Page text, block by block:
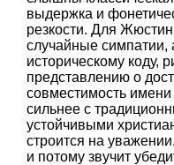
выдержка и
резкости. Для
случайные симпатии,
историческому коду,
представлению о
совместимость
сильнее с
устойчивыми
строится на
и потому звучит